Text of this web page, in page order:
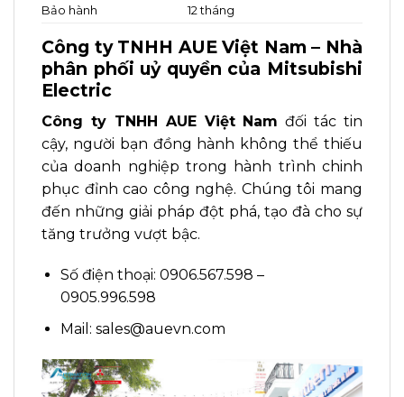
Bảo hành 12 tháng
Công ty TNHH AUE Việt Nam – Nhà
phân phối uỷ quyền của Mitsubishi
Electric
Công ty TNHH AUE Việt Nam đối tác tin
cậy, người bạn đồng hành không thể thiếu
của doanh nghiệp trong hành trình chinh
phục đỉnh cao công nghệ. Chúng tôi mang
đến những giải pháp đột phá, tạo đà cho sự
tăng trưởng vượt bậc.
Số điện thoại: 0906.567.598 –
0905.996.598
Mail: sales@auevn.com